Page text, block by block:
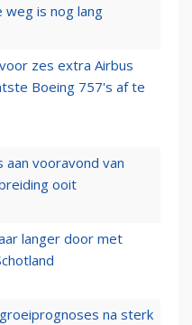
weg is nog lang
zes extra Airbus
Boeing 757's af te
aan vooravond van
ooit
langer door met
na sterk